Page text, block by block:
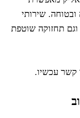
שירותי
תחזוקה שוטפת
קשר עכשיו.